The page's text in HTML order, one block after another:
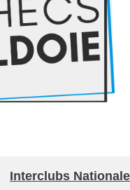
Interclubs